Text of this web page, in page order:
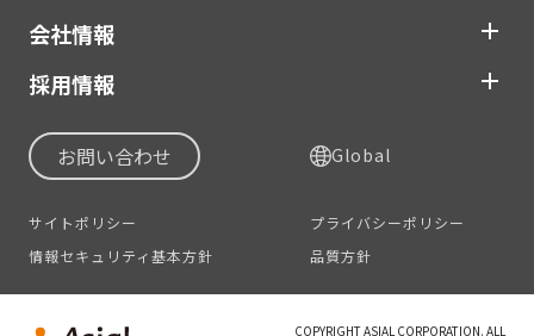
会社情報
採用情報
お問い合わせ Global
サイトポリシー
プライバシーポリシー
情報セキュリティ基本方針
品質方針
COPYRIGHT ASIAL CORPORATION. ALL